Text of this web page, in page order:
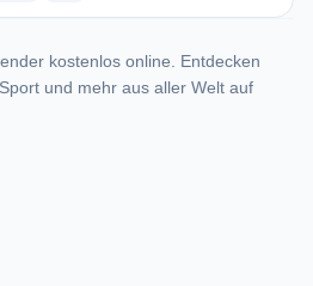
kostenlos online. Entdecken
und mehr aus aller Welt auf